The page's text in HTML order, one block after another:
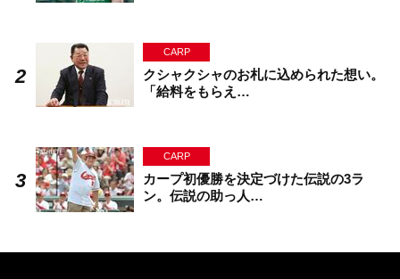
CARP
クシャクシャのお札に込められた想い。
「給料をもらえ…
CARP
カープ初優勝を決定づけた伝説の3ラ
ン。伝説の助っ人…